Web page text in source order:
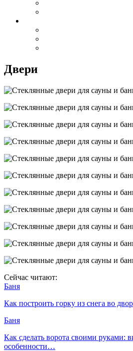
Двери
Сейчас читают:
Баня
Как построить горку из снега во
Баня
Как сделать ворота своими руками:
особенности…